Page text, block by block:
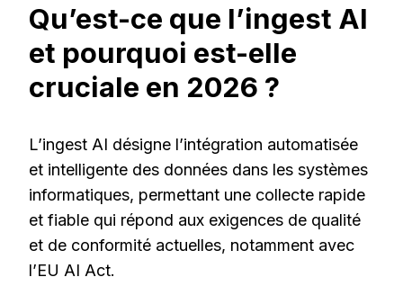
Qu’est-ce que l’ingest AI
et pourquoi est-elle
cruciale en 2026 ?
L’ingest AI désigne l’intégration automatisée
et intelligente des données dans les systèmes
informatiques, permettant une collecte rapide
et fiable qui répond aux exigences de qualité
et de conformité actuelles, notamment avec
l’EU AI Act.